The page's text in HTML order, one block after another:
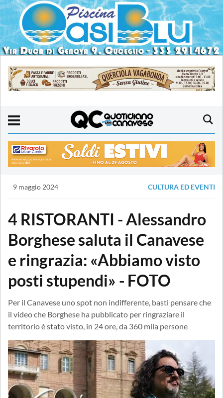
9 maggio 2024 CULTURA ED EVENTI
4 RISTORANTI - Alessandro
Borghese saluta il Canavese
e ringrazia: «Abbiamo visto
posti stupendi» - FOTO
Per il Canavese uno spot non indifferente, basti pensare che
il video che Borghese ha pubblicato per ringraziare il
territorio è stato visto, in 24 ore, da 360 mila persone